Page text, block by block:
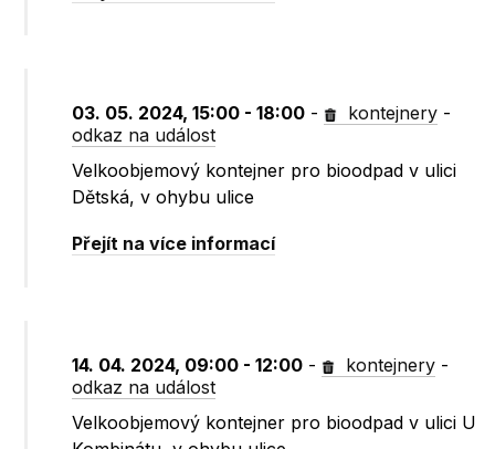
03. 05. 2024, 15:00 - 18:00 - kontejnery -
odkaz na událost
Velkoobjemový kontejner pro bioodpad v ulici
Dětská, v ohybu ulice
Přejít na více informací
14. 04. 2024, 09:00 - 12:00 - kontejnery -
odkaz na událost
Velkoobjemový kontejner pro bioodpad v ulici U